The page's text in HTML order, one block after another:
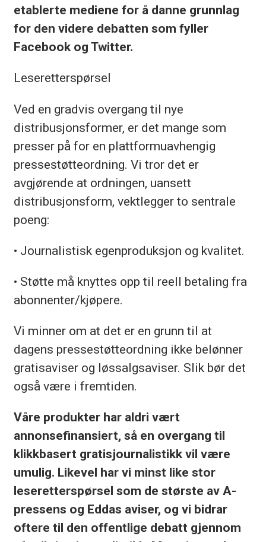
etablerte mediene for å danne grunnlag
for den videre debatten som fyller
Facebook og Twitter.
Leseretterspørsel
Ved en gradvis overgang til nye
distribusjonsformer, er det mange som
presser på for en plattformuavhengig
pressestøtteordning. Vi tror det er
avgjørende at ordningen, uansett
distribusjonsform, vektlegger to sentrale
poeng:
• Journalistisk egenproduksjon og kvalitet.
• Støtte må knyttes opp til reell betaling fra
abonnenter/kjøpere.
Vi minner om at det er en grunn til at
dagens pressestøtteordning ikke belønner
gratisaviser og løssalgsaviser. Slik bør det
også være i fremtiden.
Våre produkter har aldri vært
annonsefinansiert, så en overgang til
klikkbasert gratisjournalistikk vil være
umulig. Likevel har vi minst like stor
leseretterspørsel som de største av A-
pressens og Eddas aviser, og vi bidrar
oftere til den offentlige debatt gjennom